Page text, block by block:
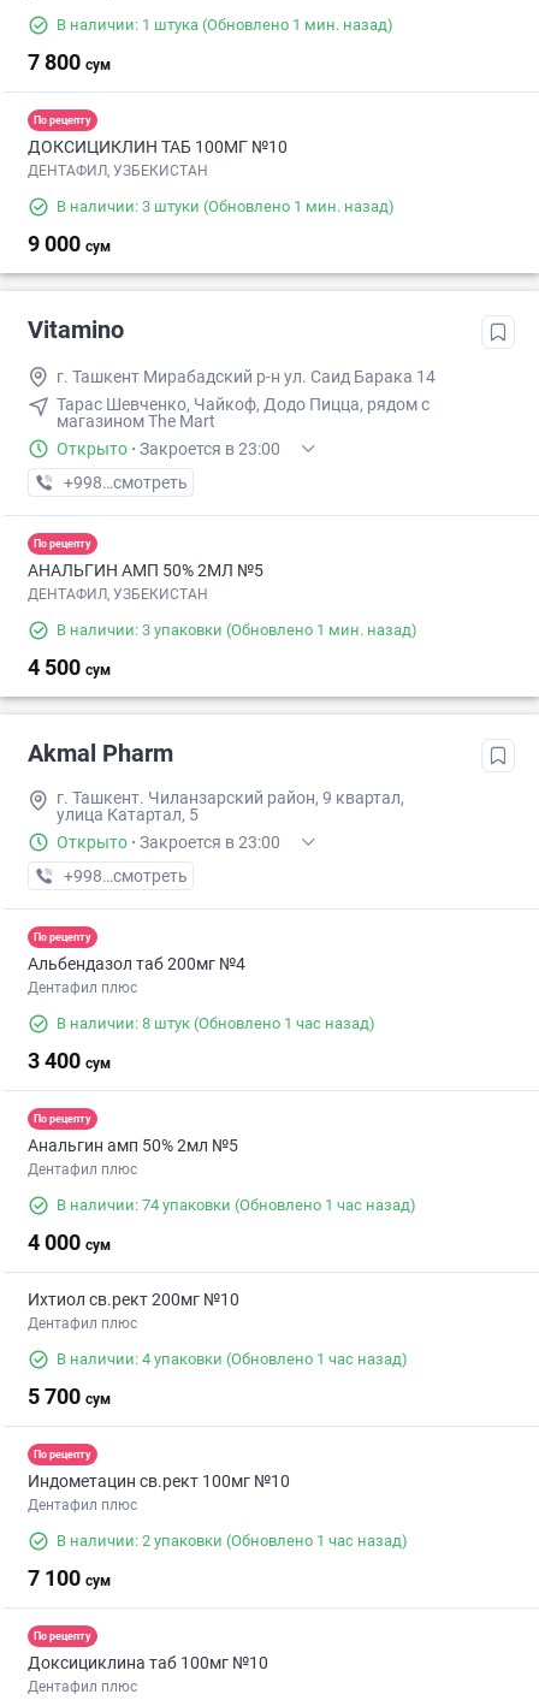
В наличии: 1 штука (Обновлено 1 мин. назад)
7 800 сум
По рецепту
ДОКСИЦИКЛИН ТАБ 100МГ №10
ДЕНТАФИЛ, УЗБЕКИСТАН
В наличии: 3 штуки (Обновлено 1 мин. назад)
9 000 сум
Vitamino
г. Ташкент Мирабадский р-н ул. Саид Барака 14
Тарас Шевченко, Чайкоф, Додо Пицца, рядом с
магазином The Mart
Открыто · Закроется в 23:00
+998 (95) XXX-XX-XX
смотреть
По рецепту
АНАЛЬГИН АМП 50% 2МЛ №5
ДЕНТАФИЛ, УЗБЕКИСТАН
В наличии: 3 упаковки (Обновлено 1 мин. назад)
4 500 сум
Akmal Pharm
г. Ташкент. Чиланзарский район, 9 квартал,
улица Катартал, 5
Открыто · Закроется в 23:00
+998 (99) XXX-XX-XX
смотреть
По рецепту
Альбендазол таб 200мг №4
Дентафил плюс
В наличии: 8 штук (Обновлено 1 час назад)
3 400 сум
По рецепту
Анальгин амп 50% 2мл №5
Дентафил плюс
В наличии: 74 упаковки (Обновлено 1 час назад)
4 000 сум
Ихтиол св.рект 200мг №10
Дентафил плюс
В наличии: 4 упаковки (Обновлено 1 час назад)
5 700 сум
По рецепту
Индометацин св.рект 100мг №10
Дентафил плюс
В наличии: 2 упаковки (Обновлено 1 час назад)
7 100 сум
По рецепту
Доксициклина таб 100мг №10
Дентафил плюс